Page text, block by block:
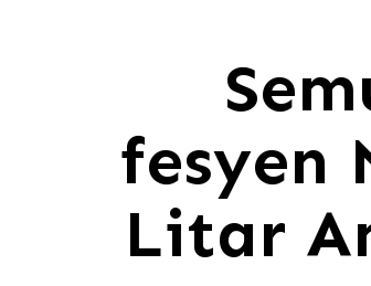
fesyen
Litar